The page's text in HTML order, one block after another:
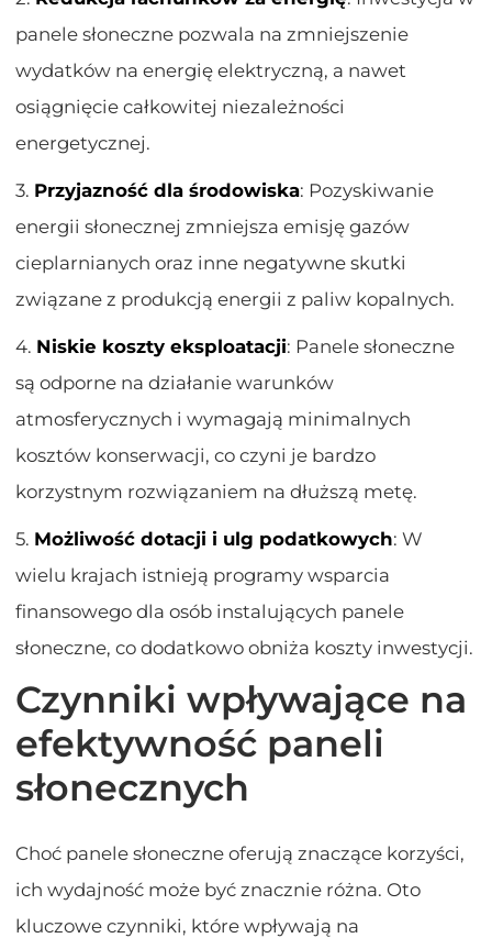
panele słoneczne pozwala na zmniejszenie
wydatków na energię elektryczną, a nawet
osiągnięcie całkowitej niezależności
energetycznej.
3. Przyjazność dla środowiska: Pozyskiwanie
energii słonecznej zmniejsza emisję gazów
cieplarnianych oraz inne negatywne skutki
związane z produkcją energii z paliw kopalnych.
4. Niskie koszty eksploatacji: Panele słoneczne
są odporne na działanie warunków
atmosferycznych i wymagają minimalnych
kosztów konserwacji, co czyni je bardzo
korzystnym rozwiązaniem na dłuższą metę.
5. Możliwość dotacji i ulg podatkowych: W
wielu krajach istnieją programy wsparcia
finansowego dla osób instalujących panele
słoneczne, co dodatkowo obniża koszty inwestycji.
Czynniki wpływające na
efektywność paneli
słonecznych
Choć panele słoneczne oferują znaczące korzyści,
ich wydajność może być znacznie różna. Oto
kluczowe czynniki, które wpływają na